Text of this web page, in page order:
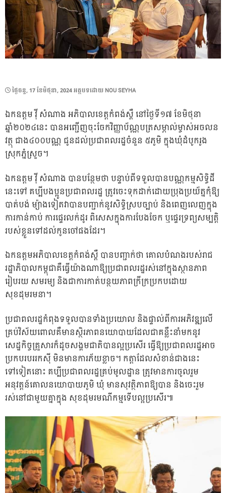
POSTED
ថ្ងៃ​ចន្ទ, 17 ខែ​មិថុនា, 2024អត្ថបទដោយ NOU SEYHA
ឯកឧត្តម វ៉ី សំណាង អភិបាលខេត្តកំពង់ស្ពឺ នៅថ្ងៃទី១៧ ខែមិថុនា
ឆ្នាំ២០២៤នេះ បានអញ្ជើញចុះចែកវិញ្ញាប័ណ្ណបត្រសម្ភាល់ម្ចាស់អចលន
វត្ថុ ជាង៤០០បណ្ណ ជូនដល់ប្រជាពលរដ្ឋចំនួន ៥ភូមិ ក្នុងឃុំដំបូករូង
ស្រុកភ្នំស្រួច។
ឯកឧត្តម វ៉ី សំណាង បានបន្ថែមថា បន្ទាប់ពីទទួលបានបណ្ណកម្មសិទ្ធិដី
នេះទៅ គប្បីបងប្អូនប្រជាពលរដ្ឋ ត្រូវចេះទុកដាក់ដោយប្រុងប្រយ័ត្នកុំឱ្យ
បាត់បង់ ម្យ៉ាងទៀតវាបានបញ្ជាក់នូវសិទ្ធិស្របច្បាប់ និងពេញលេញក្នុង
ការកាន់កាប់ ការផ្ទេរលក់ដូរ ពិសេសក្នុងការបែងចែក ឬផ្ទេរទ្រព្យសម្បត្តិ
របស់ខ្លួនទៅដល់កូនចៅផងដែរ។
ឯកឧត្តមអភិបាលខេត្តកំពង់ស្ពឺ បានបញ្ជាក់ថា គោលបំណងរបស់រាជ
រដ្ឋាភិបាលកម្ពុជាគឺធ្វើយ៉ាងណាឱ្យប្រជាពលរដ្ឋរស់នៅក្នុងស្ថានភាព
រៀបរយ សមរម្យ និងជាការកាត់បន្ថយភាពក្រីក្រប្រកបដោយ
សុខដុមរមនា។
ប្រជាពលរដ្ឋកំពុងទទួលបានទាំងប្រយោល និងផ្ទាល់ពីការអភិវឌ្ឍលើ
គ្រប់វិស័យពោលគឺមានស្ថិរភាពនយោបាយដែលជាគន្លឹះនាំមកនូវ
សេដ្ឋកិច្ចគ្រួសារក៏ដូចសង្គមជាតិបានល្អប្រសើរ ធ្វើឱ្យប្រជាពលរដ្ឋអាច
ប្រកបរបររកស៊ី មិនមានការភ័យខ្លាច។ កត្តាដែលសំខាន់ជាងនេះ
ទៅទៀតនោះ គប្បីប្រជាពលរដ្ឋគ្រប់មូលដ្ឋាន ត្រូវមានការចូលរួម
អនុវត្តន៍គោលនយោបាយភូមិ ឃុំ មានសុវត្ថិភាពឱ្យបាន និងចេះរួម
រស់នៅជាមួយគ្នាក្នុង សុខដុមរមណីកម្មទើបល្អប្រសើរ៕